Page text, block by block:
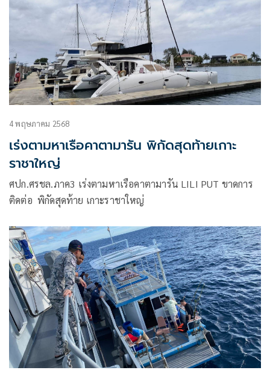
4 พฤษภาคม 2568
เร่งตามหาเรือคาตามารัน พิกัดสุดท้ายเกาะ
ราชาใหญ่
ศปก.ศรชล.ภาค3 เร่งตามหาเรือคาตามารัน LILI PUT ขาดการ
ติดต่อ พิกัดสุดท้าย เกาะราชาใหญ่